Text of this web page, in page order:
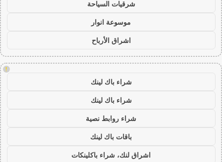
شرقيات السياحة
موسوعة انوار
اشراق الأرباح
!
شراء باك لينك
شراء باك لينك
شراء روابط نصية
باقات باك لينك
اشراق لنك، شراء باكلينكات